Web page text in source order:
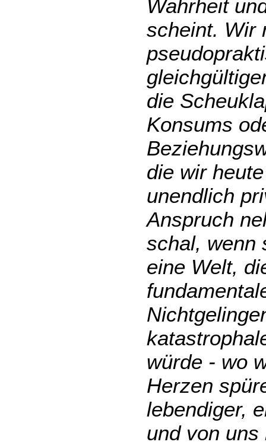
Wahrheit
scheint. Wir
die
Konsums
die wir
unendlich
Anspruch
schal, wenn
eine Welt,
würde - wo
Herzen
lebendiger,
und von